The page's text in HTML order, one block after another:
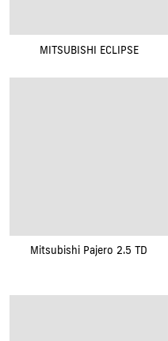
MITSUBISHI ECLIPSE
Mitsubishi Pajero 2.5 TD